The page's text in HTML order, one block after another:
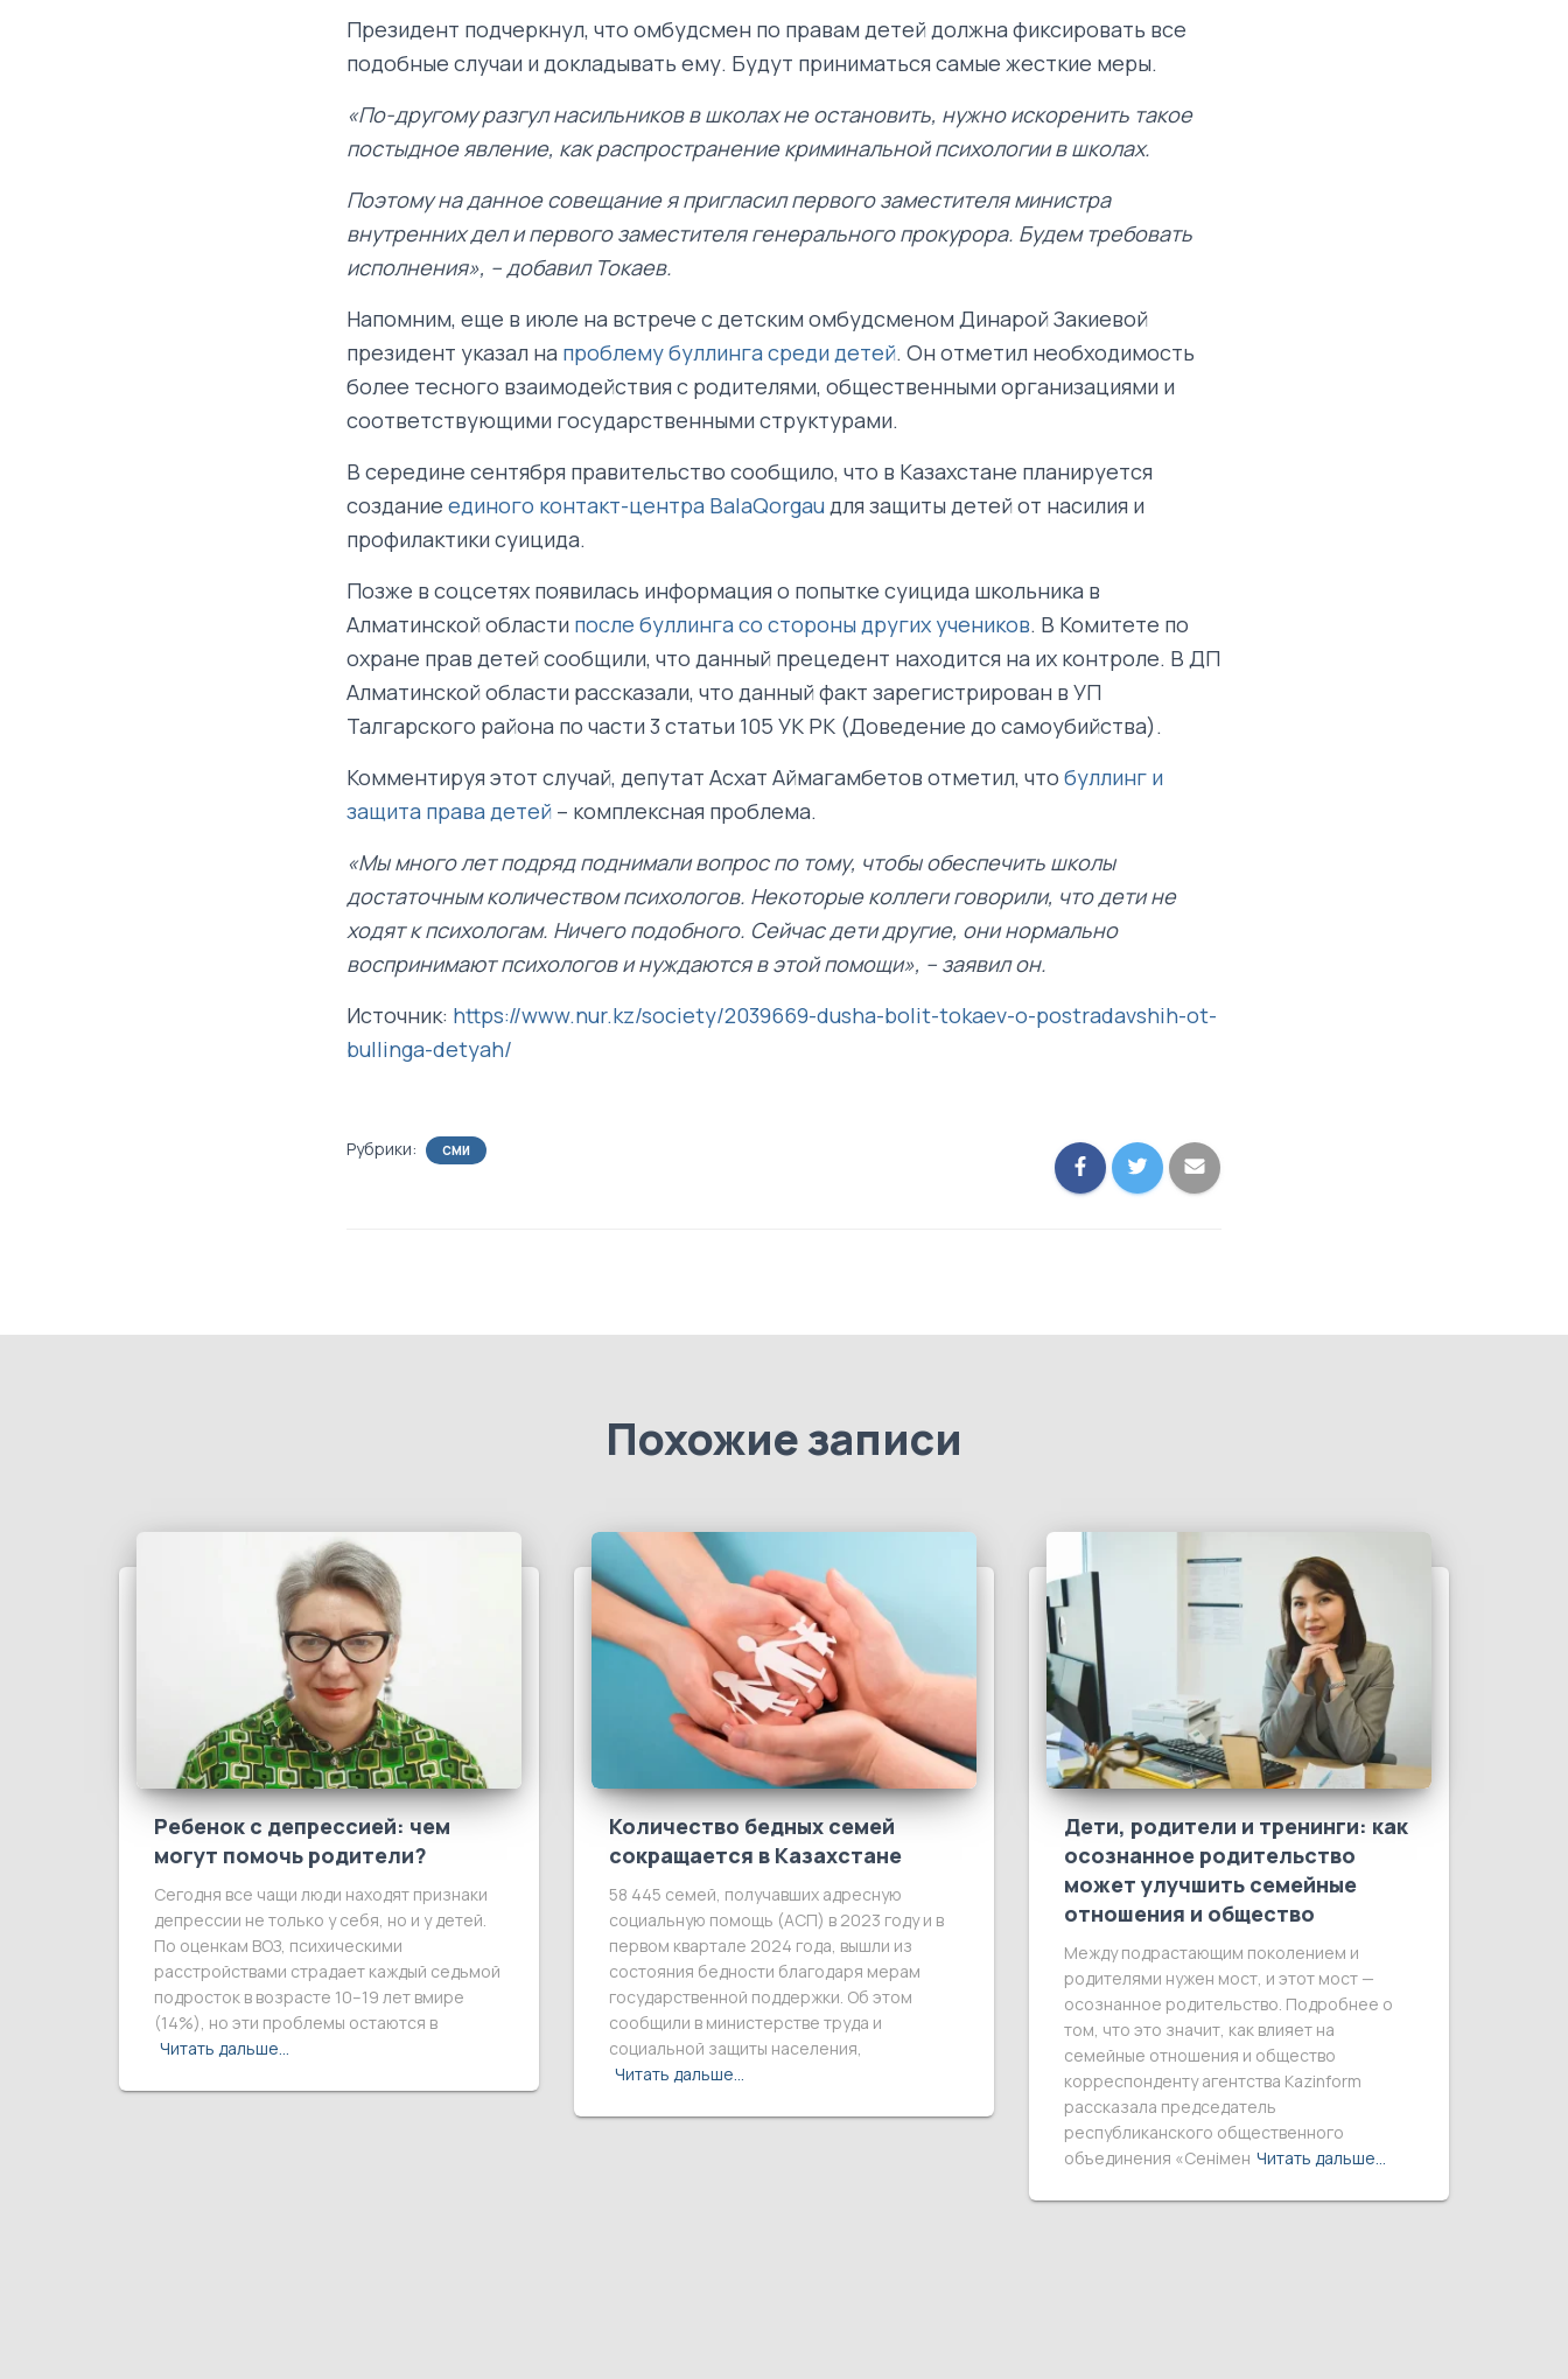
Президент подчеркнул, что омбудсмен по правам детей должна фиксировать все
подобные случаи и докладывать ему. Будут приниматься самые жесткие меры.
«По-другому разгул насильников в школах не остановить, нужно искоренить такое
постыдное явление, как распространение криминальной психологии в школах.
Поэтому на данное совещание я пригласил первого заместителя министра
внутренних дел и первого заместителя генерального прокурора. Будем требовать
исполнения», – добавил Токаев.
Напомним, еще в июле на встрече с детским омбудсменом Динарой Закиевой
президент указал на проблему буллинга среди детей. Он отметил необходимость
более тесного взаимодействия c родителями, общественными организациями и
соответствующими государственными структурами.
В середине сентября правительство сообщило, что в Казахстане планируется
создание единого контакт-центра BalaQorgau для защиты детей от насилия и
профилактики суицида.
Позже в соцсетях появилась информация о попытке суицида школьника в
Алматинской области после буллинга со стороны других учеников. В Комитете по
охране прав детей сообщили, что данный прецедент находится на их контроле. В ДП
Алматинской области рассказали, что данный факт зарегистрирован в УП
Талгарского района по части 3 статьи 105 УК РК (Доведение до самоубийства).
Комментируя этот случай, депутат Асхат Аймагамбетов отметил, что буллинг и
защита права детей – комплексная проблема.
«Мы много лет подряд поднимали вопрос по тому, чтобы обеспечить школы
достаточным количеством психологов. Некоторые коллеги говорили, что дети не
ходят к психологам. Ничего подобного. Сейчас дети другие, они нормально
воспринимают психологов и нуждаются в этой помощи», – заявил он.
Источник: https://www.nur.kz/society/2039669-dusha-bolit-tokaev-o-postradavshih-ot-
bullinga-detyah/
Рубрики: СМИ
Похожие записи
Ребенок с депрессией: чем
могут помочь родители?
Сегодня все чащи люди находят признаки
депрессии не только у себя, но и у детей.
По оценкам ВОЗ, психическими
расстройствами страдает каждый седьмой
подросток в возрасте 10–19 лет вмире
(14%), но эти проблемы остаются в
Читать дальше…
Количество бедных семей
сокращается в Казахстане
58 445 семей, получавших адресную
социальную помощь (АСП) в 2023 году и в
первом квартале 2024 года, вышли из
состояния бедности благодаря мерам
государственной поддержки. Об этом
сообщили в министерстве труда и
социальной защиты населения,
Читать дальше…
Дети, родители и тренинги: как
осознанное родительство
может улучшить семейные
отношения и общество
Между подрастающим поколением и
родителями нужен мост, и этот мост —
осознанное родительство. Подробнее о
том, что это значит, как влияет на
семейные отношения и общество
корреспонденту агентства Kazinform
рассказала председатель
республиканского общественного
объединения «Сенімен Читать дальше…